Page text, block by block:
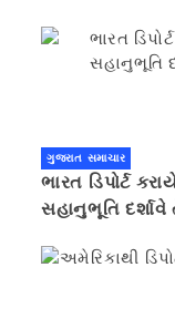
ગુજરાત સમાચાર
ભારત ડિપોર્ટ
સહાનુભૂતિ